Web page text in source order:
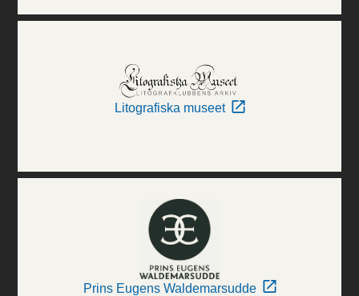
Litografiska museet
Prins Eugens Waldemarsudde